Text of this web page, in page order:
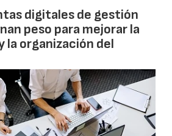
digitales de gestión
peso para mejorar la
la organización del